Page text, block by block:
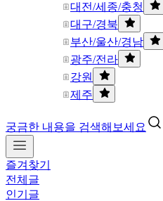
대전/세종/충청
대구/경북
부산/울산/경남
광주/전라
강원
제주
궁금한 내용을 검색해보세요
즐겨찾기
전체글
인기글